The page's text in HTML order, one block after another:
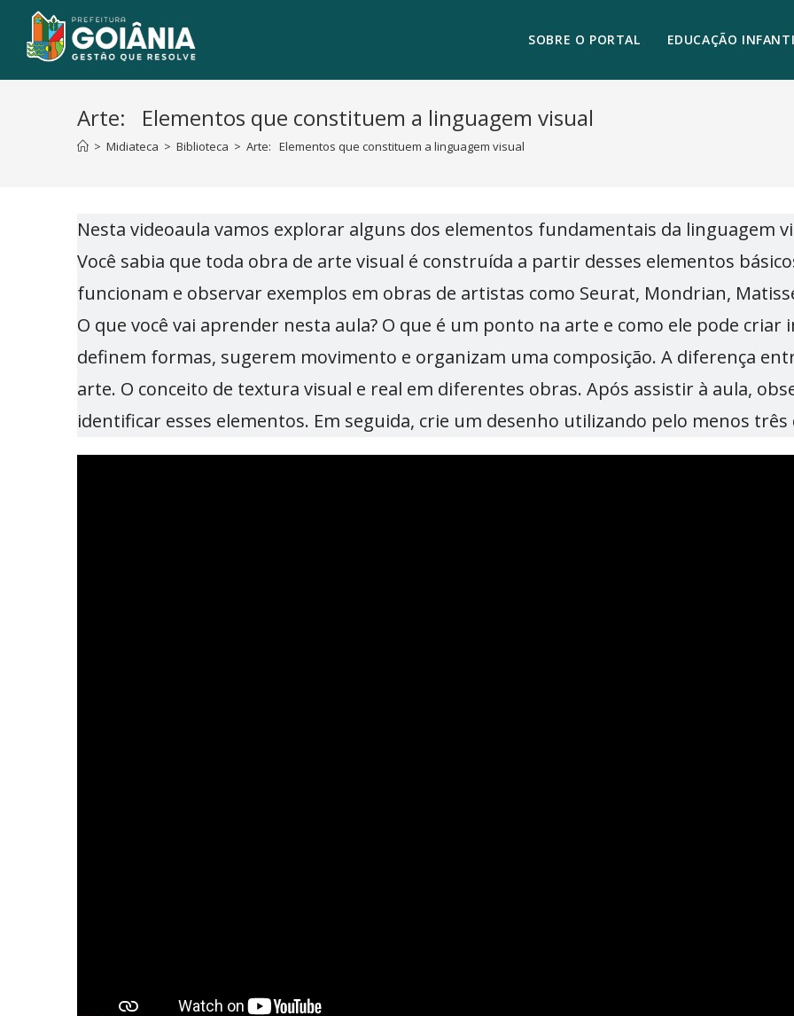
SOBRE O PORTAL EDUCAÇÃO
Arte: Elementos que constituem a linguagem visual
> Midiateca > Biblioteca > Arte: Elementos que constituem a linguagem visual
Nesta videoaula vamos explorar alguns dos elementos fundamentais da linguagem
Você sabia que toda obra de arte visual é construída a partir desses elementos
funcionam e observar exemplos em obras de artistas como Seurat, Mondrian,
O que você vai aprender nesta aula? O que é um ponto na arte e como ele pode criar
definem formas, sugerem movimento e organizam uma composição. A diferença
arte. O conceito de textura visual e real em diferentes obras. Após assistir à aula,
identificar esses elementos. Em seguida, crie um desenho utilizando pelo menos três